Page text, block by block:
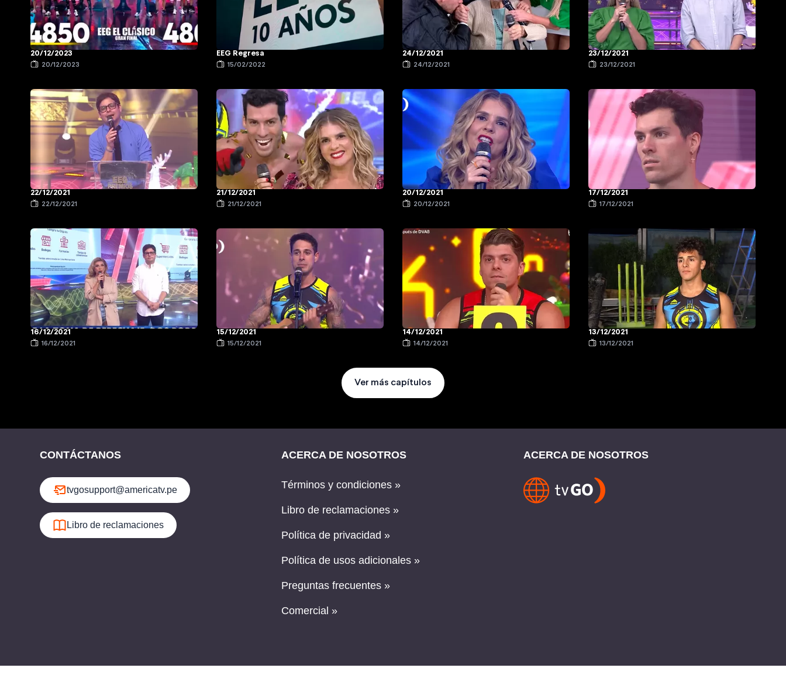
20/12/2023
20/12/2023
EEG Regresa
15/02/2022
24/12/2021
24/12/2021
23/12/2021
23/12/2021
22/12/2021
22/12/2021
21/12/2021
21/12/2021
20/12/2021
20/12/2021
17/12/2021
17/12/2021
16/12/2021
16/12/2021
15/12/2021
15/12/2021
14/12/2021
14/12/2021
13/12/2021
13/12/2021
Ver más capítulos
CONTÁCTANOS
tvgosupport@americatv.pe
Libro de reclamaciones
ACERCA DE NOSOTROS
Términos y condiciones »
Libro de reclamaciones »
Política de privacidad »
Política de usos adicionales »
Preguntas frecuentes »
Comercial »
ACERCA DE NOSOTROS